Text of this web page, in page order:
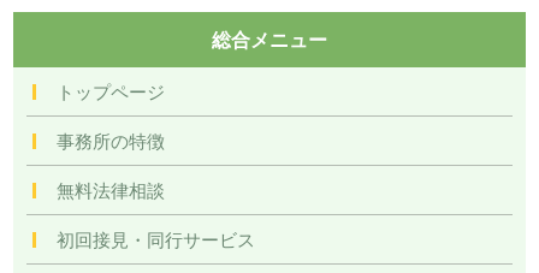
総合メニュー
トップページ
事務所の特徴
無料法律相談
初回接見・同行サービス